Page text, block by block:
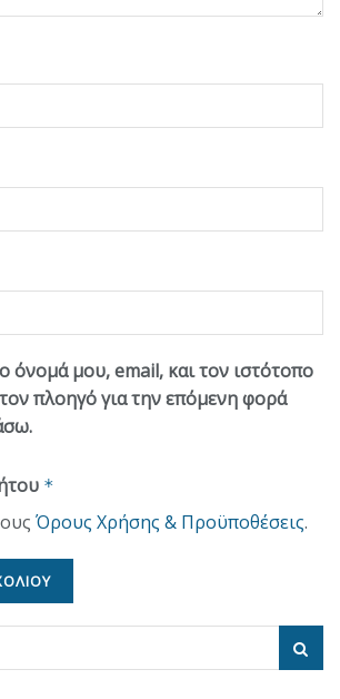
όνομά μου, email, και τον ιστότοπο
πλοηγό για την επόμενη φορά
*
Όρους Χρήσης & Προϋποθέσεις.